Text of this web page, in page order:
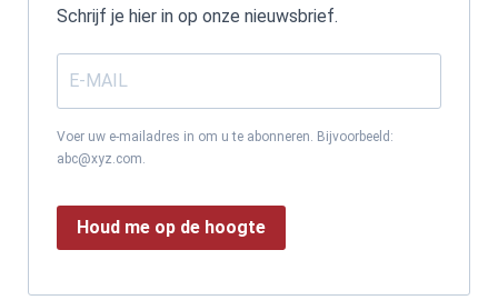
Schrijf je hier in op onze nieuwsbrief.
Voer uw e-mailadres in om u te abonneren. Bijvoorbeeld:
abc@xyz.com.
Houd me op de hoogte